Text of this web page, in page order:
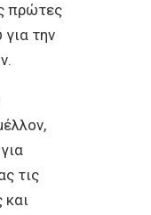
πρώτες
για την
τις
και